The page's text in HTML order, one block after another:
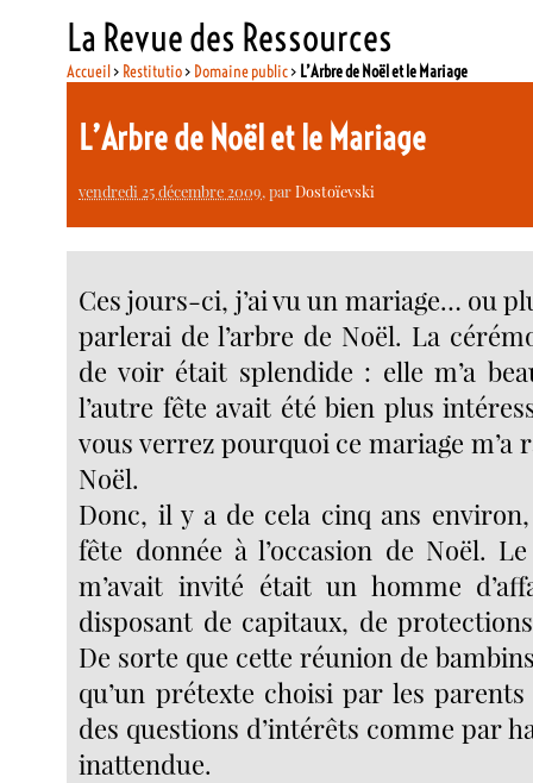
La Revue des Ressources
Accueil> Restitutio> Domaine public> L’Arbre de Noël et le Mariage
L’Arbre de Noël et le Mariage
vendredi 25 décembre 2009, parDostoïevski
Ces jours-ci, j’ai vu un mariage… ou
parlerai de l’arbre de Noël. La
de voir était splendide : elle m’a
l’autre fête avait été bien plus
vous verrez pourquoi ce mariage m’a
Noël.
Donc, il y a de cela cinq ans environ,
fête donnée à l’occasion de Noël.
m’avait invité était un homme
disposant de capitaux, de
De sorte que cette réunion de
qu’un prétexte choisi par les
des questions d’intérêts comme par
inattendue.